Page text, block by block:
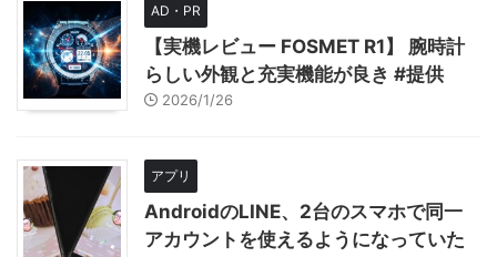
AD・PR
【実機レビュー FOSMET R1】 腕時計
らしい外観と充実機能が良き #提供
2026/1/26
アプリ
AndroidのLINE、2台のスマホで同一
アカウントを使えるようになっていた